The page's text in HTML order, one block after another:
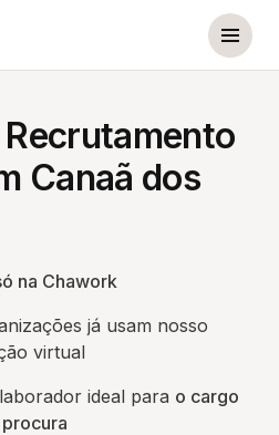
Canaã dos
na Chawork
já usam nosso
virtual
ideal para o cargo